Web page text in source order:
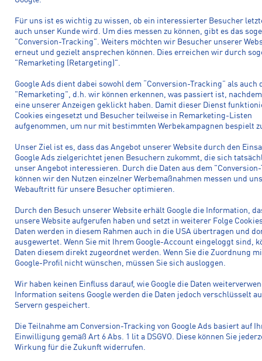
Für uns ist es wichtig zu wissen, ob ein interessierter Besucher
auch unser Kunde wird. Um dies messen zu können, gibt es das
"Conversion-Tracking". Weiters möchten wir Besucher unserer
erneut und gezielt ansprechen können. Dies erreichen wir durch
"Remarketing (Retargeting)".
Google Ads dient dabei sowohl dem “Conversion-Tracking” als auch
"Remarketing", d.h. wir können erkennen, was passiert ist, nachdem
eine unserer Anzeigen geklickt haben. Damit dieser Dienst
Cookies eingesetzt und Besucher teilweise in Remarketing-Listen
aufgenommen, um nur mit bestimmten Werbekampagnen bespielt
Unser Ziel ist es, dass das Angebot unserer Website durch den
Google Ads zielgerichtet jenen Besuchern zukommt, die sich
unser Angebot interessieren. Durch die Daten aus dem
können wir den Nutzen einzelner Werbemaßnahmen messen und
Webauftritt für unsere Besucher optimieren.
Durch den Besuch unserer Website erhält Google die Information,
unsere Website aufgerufen haben und setzt in weiterer Folge
Daten werden in diesem Rahmen auch in die USA übertragen und
ausgewertet. Wenn Sie mit Ihrem Google-Account eingeloggt sind,
Daten diesem direkt zugeordnet werden. Wenn Sie die Zuordnung
Google-Profil nicht wünschen, müssen Sie sich ausloggen.
Wir haben keinen Einfluss darauf, wie Google die Daten
Information seitens Google werden die Daten jedoch verschlüsselt
Servern gespeichert.
Die Teilnahme am Conversion-Tracking von Google Ads basiert auf
Einwilligung gemäß Art 6 Abs. 1 lit a DSGVO. Diese können Sie
Wirkung für die Zukunft widerrufen.